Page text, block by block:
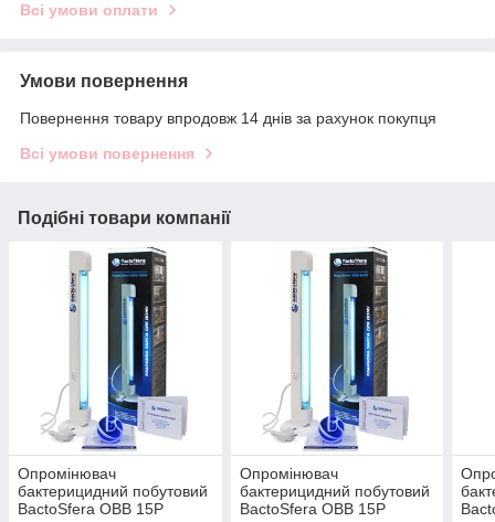
Всі умови оплати
Умови повернення
Повернення товару впродовж 14 днів за рахунок покупця
Всі умови повернення
Подібні товари компанії
Опромінювач
бактерицидний побутовий
BactoSfera OBB 15P
Опромінювач
бактерицидний побутовий
BactoSfera OBB 15P